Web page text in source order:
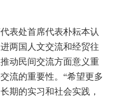
表处首席代表朴耘本认
两国人文交流和经贸往
动民间交流方面意义重
流的重要性。“希望更多
期的实习和社会实践，